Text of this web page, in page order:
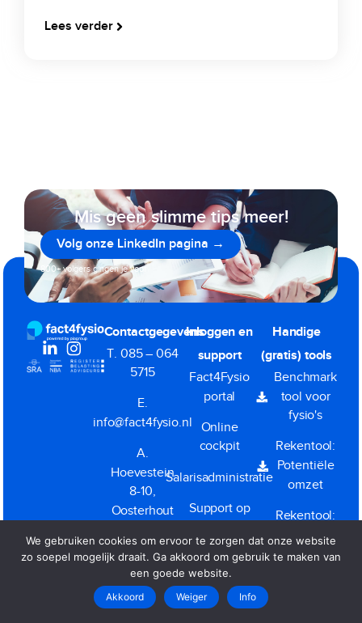
Lees verder
Mis geen slimme tips meer!
Volg onze LinkedIn pagina →
800+ volgers gingen je voor
Contactgegevens
T. 085 – 064
5715
E.
info@fact4fysio.nl
A.
Hoevestein
8-10,
Oosterhout
KvK.
57498695
Inloggen en
support
Fact4Fysio
portal
Online
cockpit
Salarisadministratie
Support op
(TeamViewer)
Handige
(gratis) tools
Benchmark
tool voor
fysio's
Rekentool:
Potentiële
omzet
Rekentool:
BV Ja of
Nee
Dienstverleningsvoorwaarden | Privacy|
Klacht melden
We gebruiken cookies om ervoor te zorgen dat onze website
zo soepel mogelijk draait. Ga akkoord om gebruik te maken van
een goede website.
Akkoord Weiger Info